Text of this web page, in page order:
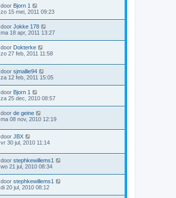
door Bjorn 1
zo 15 mei, 2011 09:23
door Jokke 178
ma 18 apr, 2011 13:27
door Dokterke
zo 27 feb, 2011 11:58
door sjmallie94
za 12 feb, 2011 15:05
door Bjorn 1
za 25 dec, 2010 08:57
door de geine
ma 08 nov, 2010 12:19
door JBX
vr 30 jul, 2010 11:14
door stephkewillems1
wo 21 jul, 2010 08:34
door stephkewillems1
di 20 jul, 2010 08:12